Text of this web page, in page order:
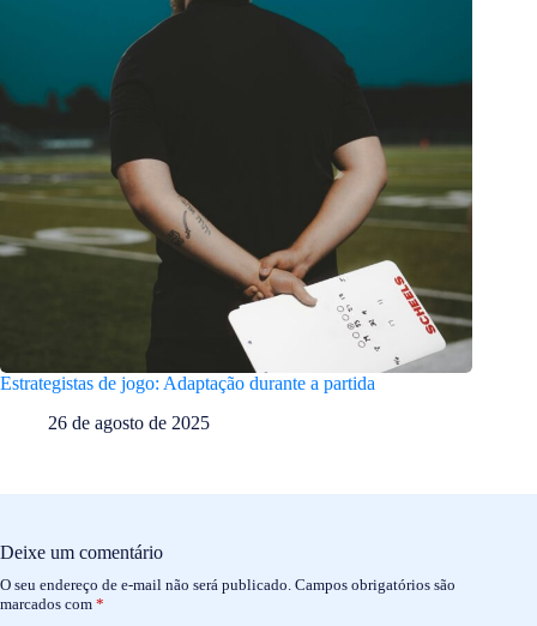
Estrategistas de jogo: Adaptação durante a partida
26 de agosto de 2025
Deixe um comentário
O seu endereço de e-mail não será publicado. Campos obrigatórios são
marcados com *